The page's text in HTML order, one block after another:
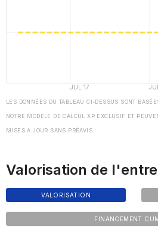
LES DONNÉES DU TABLEAU CI-DESSUS SONT
NOTRE MODÈLE DE CALCUL XP EXCLUSIF ET
MISES À JOUR SANS PRÉAVIS.
Valorisation de
VALORISATION
FINANCEMENT